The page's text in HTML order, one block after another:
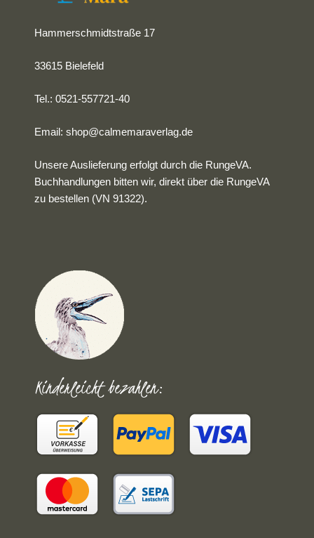
Hammerschmidtstraße 17
33615 Bielefeld
Tel.: 0521-557721-40
Email:shop@calmemaraverlag.de
Unsere Auslieferung erfolgt durch die RungeVA.
Buchhandlungen bitten wir, direkt über die RungeVA
zu bestellen (VN 91322).
Kinderleicht bezahlen: